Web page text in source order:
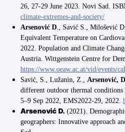
26, 27-29 June 2023. Novi Sad.
climate-extremes-and-society/
Arsenović D., Savić S., Milošević
Equivalent Temperature on
2022. Population and Climate
Austria. Wittgenstein Centre for
https://www.oeaw.ac.at/vid/events/
Savić, S., Lužanin, Z., Arsenović, D
different outdoor thermal conditions
5–9 Sep 2022, EMS2022-29, 2022.
Arsenović D. (2021).
geographers: Innovative approach